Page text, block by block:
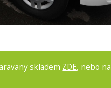
skladem ZDE, nebo na